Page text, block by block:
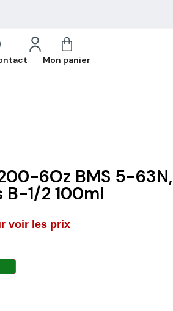
Mon panier
6Oz BMS 5-63N,
B-1/2 100ml
voir les prix